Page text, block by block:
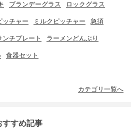
ブランデーグラス ロックグラス
ッチャー ミルクピッチャー 急須
ンチプレート ラーメンどんぶり
食器セット
カテゴリ一覧へ
すすめ記事